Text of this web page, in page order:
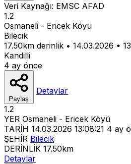
Veri Kaynağı: EMSC AFAD
1.2
Osmaneli - Ericek Köyü
Bilecik
17.50km derinlik • 14.03.2026 •
Kandilli
4 ay önce
Paylaş
Detaylar
1.2
YER Osmaneli - Ericek Köyü
TARİH 14.03.2026 13:08:21 4 ay
ŞEHİR Bilecik
DERİNLİK 17.50km
Detaylar